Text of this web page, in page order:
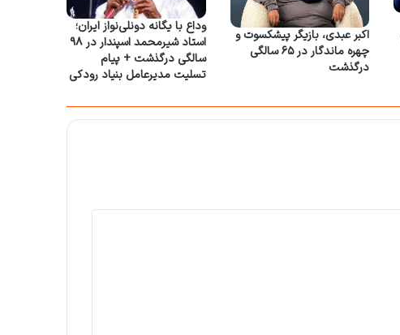
اکبر عبدی، بازیگر پیشکسوت و
چهره ماندگار در ۶۵ سالگی
درگذشت
وداع با یگانه دونلی‌نواز ایران؛
استاد شیرمحمد اسپندار در ۹۸
سالگی درگذشت + پیام
تسلیت مدیرعامل بنیاد رودکی